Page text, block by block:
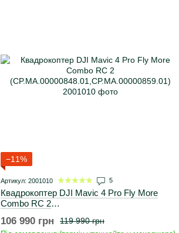
−11%
Артикул: 2001010 5
Квадрокоптер DJI Mavic 4 Pro Fly More
Combo RC 2
119 990 грн
106 990 грн